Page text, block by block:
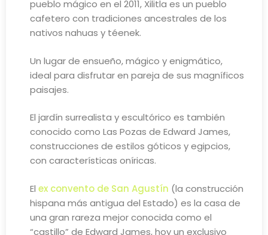
pueblo mágico en el 2011, Xilitla es un pueblo
cafetero con tradiciones ancestrales de los
nativos nahuas y téenek.
Un lugar de ensueño, mágico y enigmático,
ideal para disfrutar en pareja de sus magníficos
paisajes.
El jardín surrealista y escultórico es también
conocido como Las Pozas de Edward James,
construcciones de estilos góticos y egipcios,
con características oníricas.
El ex convento de San Agustín (la construcción
hispana más antigua del Estado) es la casa de
una gran rareza mejor conocida como el
“castillo” de Edward James, hoy un exclusivo